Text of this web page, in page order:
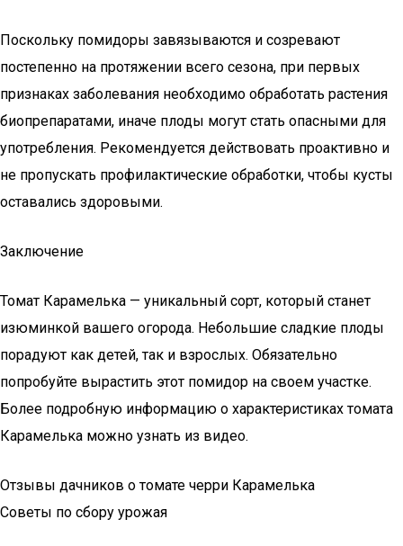
Поскольку помидоры завязываются и созревают
постепенно на протяжении всего сезона, при первых
признаках заболевания необходимо обработать растения
биопрепаратами, иначе плоды могут стать опасными для
употребления. Рекомендуется действовать проактивно и
не пропускать профилактические обработки, чтобы кусты
оставались здоровыми.
Заключение
Томат Карамелька — уникальный сорт, который станет
изюминкой вашего огорода. Небольшие сладкие плоды
порадуют как детей, так и взрослых. Обязательно
попробуйте вырастить этот помидор на своем участке.
Более подробную информацию о характеристиках томата
Карамелька можно узнать из видео.
Отзывы дачников о томате черри Карамелька
Советы по сбору урожая